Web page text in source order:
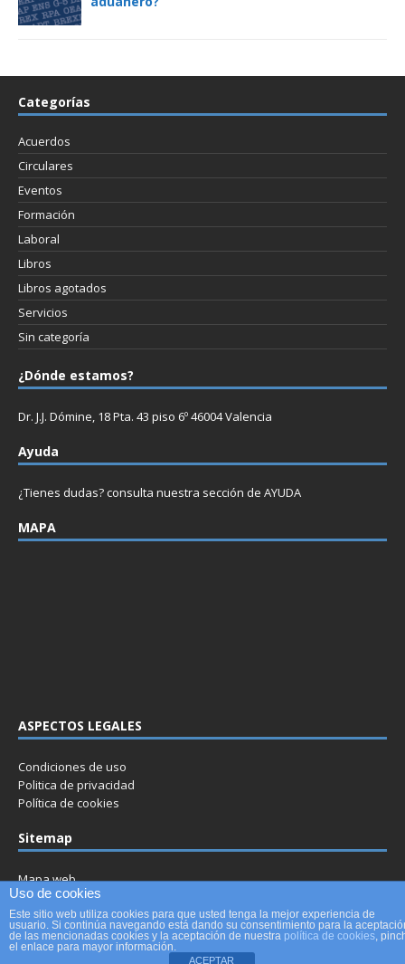
Categorías
Acuerdos
Circulares
Eventos
Formación
Laboral
Libros
Libros agotados
Servicios
Sin categoría
¿Dónde estamos?
Dr. J.J. Dómine, 18 Pta. 43 piso 6º 46004 Valencia
Ayuda
¿Tienes dudas? consulta nuestra sección de AYUDA
MAPA
ASPECTOS LEGALES
Condiciones de uso
Politica de privacidad
Política de cookies
Sitemap
Mapa web
MENU
Uso de cookies
Este sitio web utiliza cookies para que usted tenga la mejor experiencia de
usuario. Si continúa navegando está dando su consentimiento para la
de las mencionadas cookies y la aceptación de nuestra política de cookies,
el enlace para mayor información.
ACEPTAR